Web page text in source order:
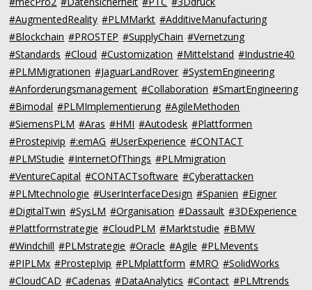
#AugmentedReality #PLMMarkt #AdditiveManufacturing
#Blockchain #PROSTEP #SupplyChain #Vernetzung
#Standards #Cloud #Customization #Mittelstand #Industrie40
#PLMMigrationen #JaguarLandRover #SystemEngineering
#Anforderungsmanagement #Collaboration #SmartEngineering
#Bimodal #PLMImplementierung #AgileMethoden
#SiemensPLM #Aras #HMI #Autodesk #Plattformen
#Prostepivip #:emAG #UserExperience #CONTACT
#PLMStudie #InternetOfThings #PLMmigration
#VentureCapital #CONTACTsoftware #Cyberattacken
#PLMtechnologie #UserInterfaceDesign #Spanien #Eigner
#DigitalTwin #SysLM #Organisation #Dassault #3DExperience
#Plattformstrategie #CloudPLM #Marktstudie #BMW
#Windchill #PLMstrategie #Oracle #Agile #PLMevents
#PIPLMx #ProstepIvip #PLMplattform #MRO #SolidWorks
#CloudCAD #Cadenas #DataAnalytics #Contact #PLMtrends